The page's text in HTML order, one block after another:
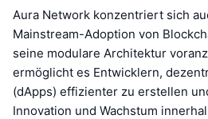
Aura Network konzentriert sich
Mainstream-Adoption von
seine modulare Architektur
ermöglicht es Entwicklern,
(dApps) effizienter zu erstellen
Innovation und Wachstum